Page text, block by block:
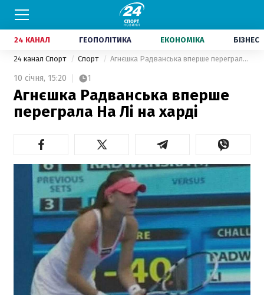
24 КАНАЛ ГЕОПОЛІТИКА ЕКОНОМІКА БІЗНЕС
24 канал Спорт Спорт Агнєшка Радванська вперше переграла На Лі на харді
10 січня, 15:20 1
Агнєшка Радванська вперше
переграла На Лі на харді